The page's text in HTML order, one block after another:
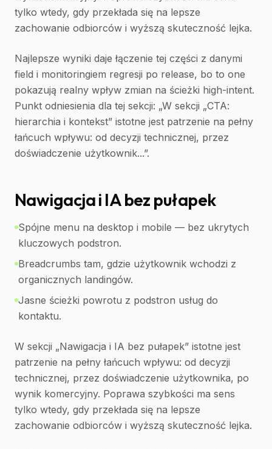
tylko wtedy, gdy przekłada się na lepsze
zachowanie odbiorców i wyższą skuteczność lejka.
Najlepsze wyniki daje łączenie tej części z danymi
field i monitoringiem regresji po release, bo to one
pokazują realny wpływ zmian na ścieżki high-intent.
Punkt odniesienia dla tej sekcji: „W sekcji „CTA:
hierarchia i kontekst” istotne jest patrzenie na pełny
łańcuch wpływu: od decyzji technicznej, przez
doświadczenie użytkownik...”.
Nawigacja i IA bez pułapek
Spójne menu na desktop i mobile — bez ukrytych
kluczowych podstron.
Breadcrumbs tam, gdzie użytkownik wchodzi z
organicznych landingów.
Jasne ścieżki powrotu z podstron usług do
kontaktu.
W sekcji „Nawigacja i IA bez pułapek” istotne jest
patrzenie na pełny łańcuch wpływu: od decyzji
technicznej, przez doświadczenie użytkownika, po
wynik komercyjny. Poprawa szybkości ma sens
tylko wtedy, gdy przekłada się na lepsze
zachowanie odbiorców i wyższą skuteczność lejka.